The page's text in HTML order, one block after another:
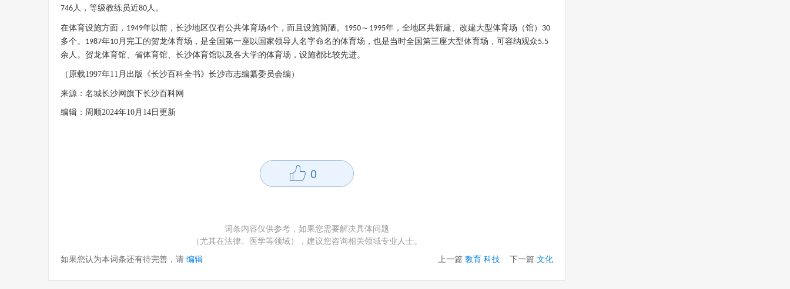
746人，等级教练员近80人。
在体育设施方面， 1949年以前，长沙地区仅有公共体育场4个，而且设施简陋。 1950 ～ 1995年，全地区共新建、改建大型体育场（馆） 30
多个。 1987年10 月完工的贺龙体育场，是全国第一座以国家领导人名字命名的体育场，也是当时全国第三座大型体育场，可容纳观众5.5
余人。贺龙体育馆、省体育馆、长沙体育馆以及各大学的体育场，设施都比较先进。
（原载1997年11月出版《长沙百科全书》长沙市志编纂委员会编）
来源：名城长沙网旗下长沙百科网
编辑：周顺2024年10月14日更新
0
词条内容仅供参考，如果您需要解决具体问题
（尤其在法律、医学等领域），建议您咨询相关领域专业人士。
如果您认为本词条还有待完善，请 编辑 上一篇 教育 科技 下一篇 文化